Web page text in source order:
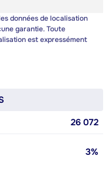
données de localisation
garantie. Toute
est expressément
26 072
3%